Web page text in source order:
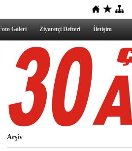
Galeri Ziyaretçi Defteri İletişim
Arşiv